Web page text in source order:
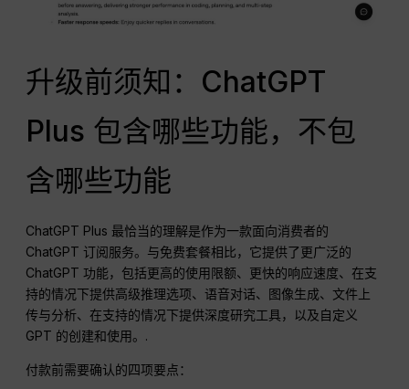
升级前须知：ChatGPT
Plus 包含哪些功能，不包
含哪些功能
ChatGPT Plus 最恰当的理解是作为一款面向消费者的
ChatGPT 订阅服务。与免费套餐相比，它提供了更广泛的
ChatGPT 功能，包括更高的使用限额、更快的响应速度、在支
持的情况下提供高级推理选项、语音对话、图像生成、文件上
传与分析、在支持的情况下提供深度研究工具，以及自定义
GPT 的创建和使用。.
付款前需要确认的四项要点：